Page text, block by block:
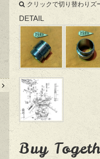
クリックで切り替わりズ
DETAIL
Buy